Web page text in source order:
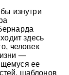
изнутри
здесь
человек
—
ее
шаблонов